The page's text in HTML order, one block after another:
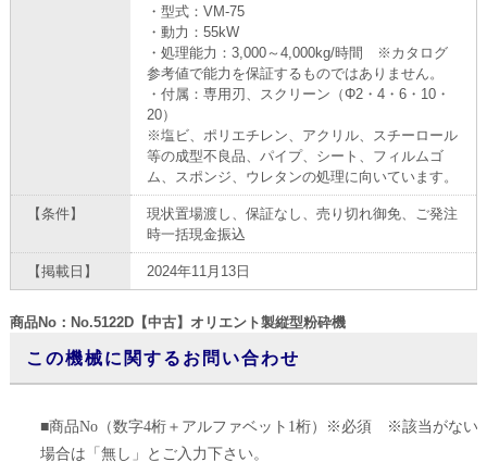
・型式：VM-75
・動力：55kW
・処理能力：3,000～4,000kg/時間 ※カタログ
参考値で能力を保証するものではありません。
・付属：専用刃、スクリーン（Φ2・4・6・10・
20）
※塩ビ、ポリエチレン、アクリル、スチーロール
等の成型不良品、パイプ、シート、フィルムゴ
ム、スポンジ、ウレタンの処理に向いています。
【条件】
現状置場渡し、保証なし、売り切れ御免、ご発注
時一括現金振込
【掲載日】 2024年11月13日
商品No：No.5122D【中古】オリエント製縦型粉砕機
この機械に関するお問い合わせ